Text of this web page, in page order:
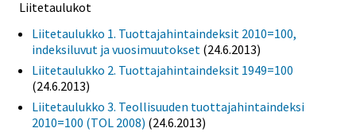
Liitetaulukot
Liitetaulukko 1. Tuottajahintaindeksit 2010=100,
indeksiluvut ja vuosimuutokset (24.6.2013)
Liitetaulukko 2. Tuottajahintaindeksit 1949=100
(24.6.2013)
Liitetaulukko 3. Teollisuuden tuottajahintaindeksi
2010=100 (TOL 2008) (24.6.2013)